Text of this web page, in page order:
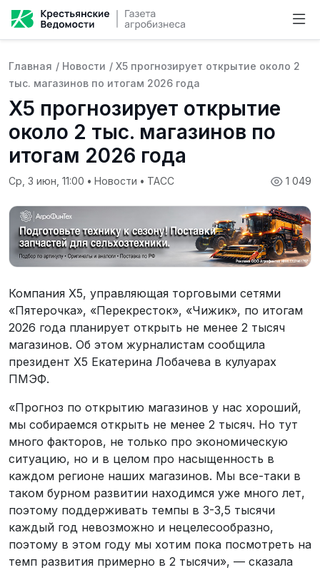
Главная / Новости / X5 прогнозирует открытие около 2
тыс. магазинов по итогам 2026 года
X5 прогнозирует открытие
около 2 тыс. магазинов по
итогам 2026 года
1 049
Ср, 3 июн, 11:00 • Новости • ТАСС
Компания Х5, управляющая торговыми сетями
«Пятерочка», «Перекресток», «Чижик», по итогам
2026 года планирует открыть не менее 2 тысяч
магазинов. Об этом журналистам сообщила
президент X5 Екатерина Лобачева в кулуарах
ПМЭФ.
«Прогноз по открытию магазинов у нас хороший,
мы собираемся открыть не менее 2 тысяч. Но тут
много факторов, не только про экономическую
ситуацию, но и в целом про насыщенность в
каждом регионе наших магазинов. Мы все-таки в
таком бурном развитии находимся уже много лет,
поэтому поддерживать темпы в 3-3,5 тысячи
каждый год невозможно и нецелесообразно,
поэтому в этом году мы хотим пока посмотреть на
темп развития примерно в 2 тысячи», — сказала